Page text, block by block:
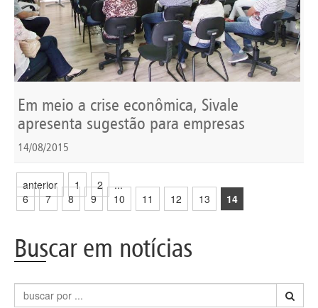
Em meio a crise econômica, Sivale
apresenta sugestão para empresas
14/08/2015
anterior 1 2 ...
6
7 8 9 10 11 12 13 14
Buscar em notícias